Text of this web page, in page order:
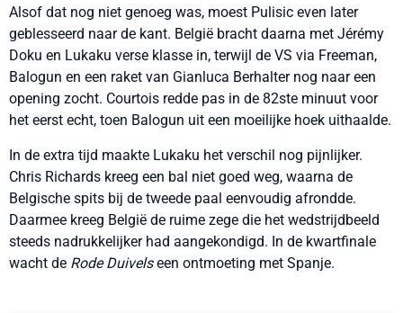
Alsof dat nog niet genoeg was, moest Pulisic even later
geblesseerd naar de kant. België bracht daarna met Jérémy
Doku en Lukaku verse klasse in, terwijl de VS via Freeman,
Balogun en een raket van Gianluca Berhalter nog naar een
opening zocht. Courtois redde pas in de 82ste minuut voor
het eerst echt, toen Balogun uit een moeilijke hoek uithaalde.
In de extra tijd maakte Lukaku het verschil nog pijnlijker.
Chris Richards kreeg een bal niet goed weg, waarna de
Belgische spits bij de tweede paal eenvoudig afrondde.
Daarmee kreeg België de ruime zege die het wedstrijdbeeld
steeds nadrukkelijker had aangekondigd. In de kwartfinale
wacht de Rode Duivelseen ontmoeting met Spanje.